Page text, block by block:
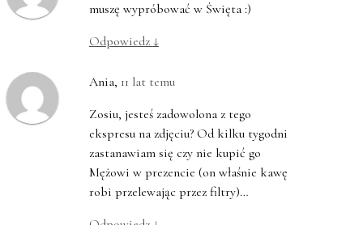
muszę wypróbować w Święta :)
Odpowiedz ↓
Ania, 11 lat temu
Zosiu, jesteś zadowolona z tego
ekspresu na zdjęciu? Od kilku tygodni
zastanawiam się czy nie kupić go
Mężowi w prezencie (on właśnie kawę
robi przelewając przez filtry)…